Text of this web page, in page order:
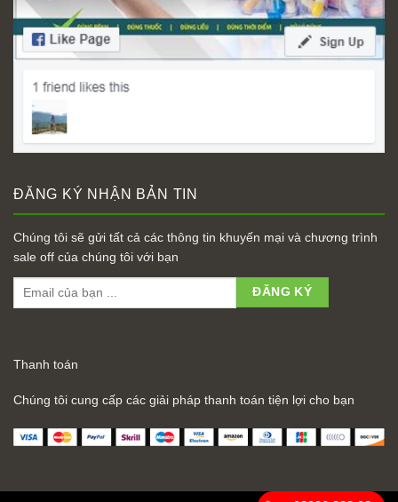
ĐĂNG KÝ NHẬN BẢN TIN
Chúng tôi sẽ gửi tất cả các thông tin khuyến mại và chương trình
sale off của chúng tôi với bạn
Thanh toán
Chúng tôi cung cấp các giải pháp thanh toán tiện lợi cho bạn